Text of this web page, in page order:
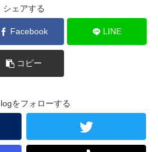
シェアする
Facebook LINE
コピー
をフォローする